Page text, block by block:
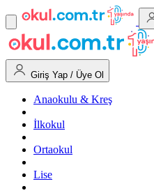
Giriş Yap / Üye Ol
Anaokulu & Kreş
İlkokul
Ortaokul
Lise